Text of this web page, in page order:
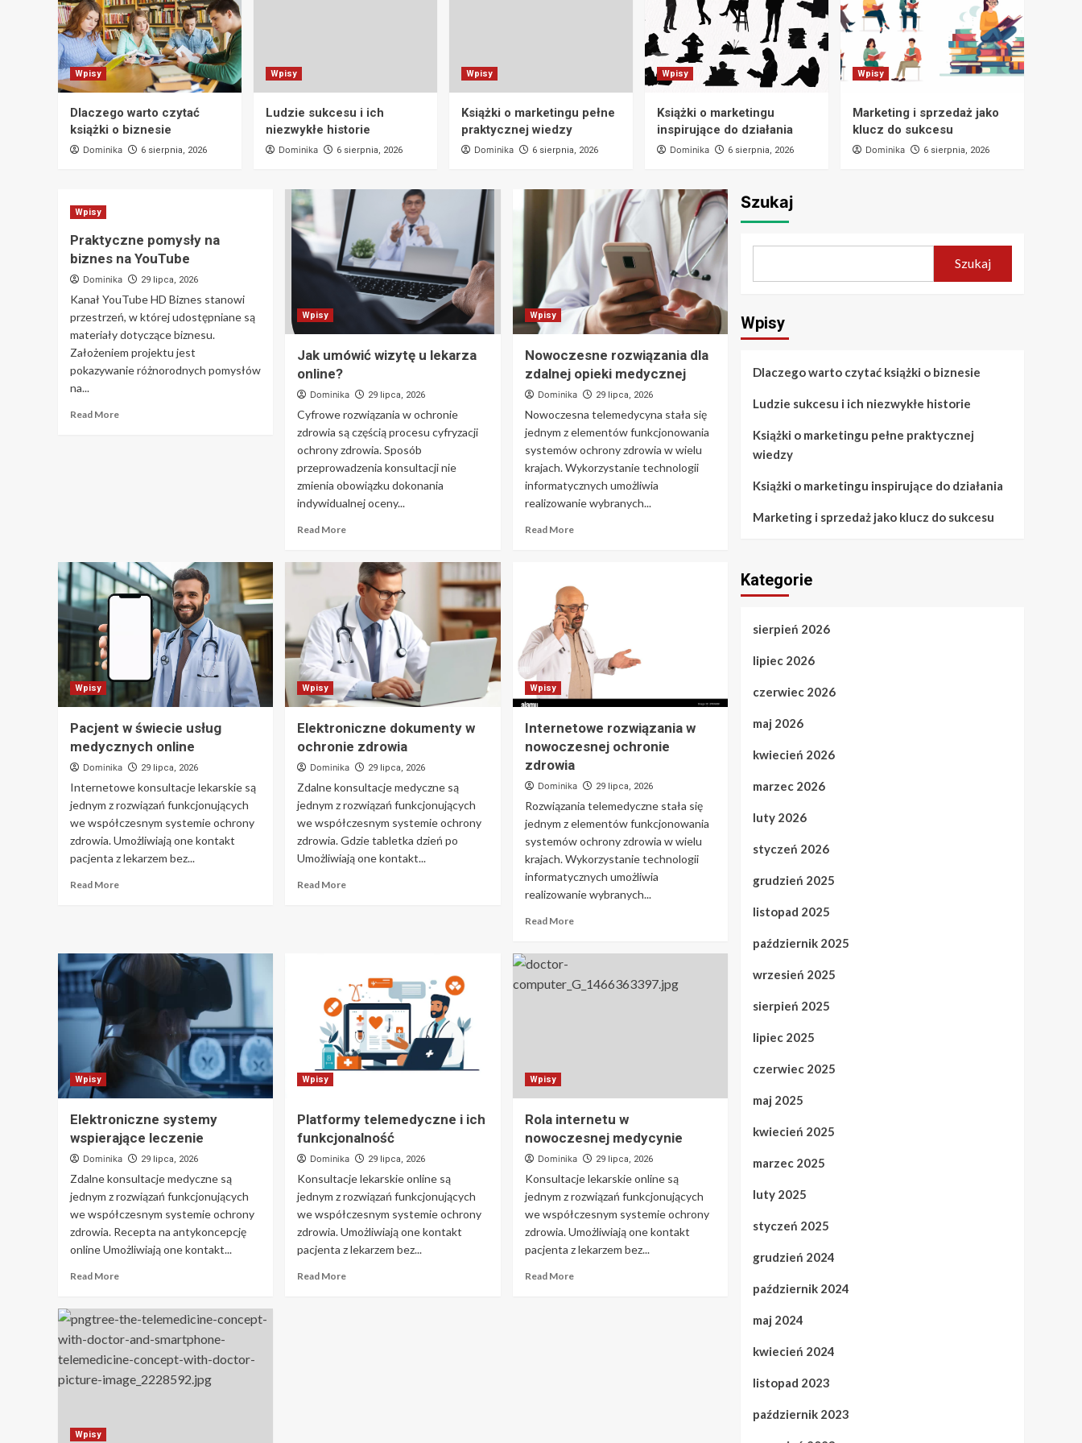
1
Wpisy
Dlaczego warto czytać
książki o biznesie
Wpisy
Ludzie sukcesu i ich
niezwykłe historie
5
Marketing i sprzedaż
Wpisy
Dlaczego warto czytać
książki o biznesie
Dominika 6 sierpnia, 2026
Wpisy
Ludzie sukcesu i ich
niezwykłe historie
Dominika 6 sierpnia, 2026
Wpisy
Książki o marketingu pełne
praktycznej wiedzy
Dominika 6 sierpnia, 2026
Wpisy
Książki o marketingu
inspirujące do działania
Dominika 6 sierpnia, 2026
Wpisy
Marketing i sprzedaż jako
klucz do sukcesu
Dominika 6 sierpnia, 2026
Wpisy
Praktyczne pomysły na
biznes na YouTube
Dominika 29 lipca, 2026
Kanał YouTube HD Biznes stanowi
przestrzeń, w której udostępniane są
materiały dotyczące biznesu.
Założeniem projektu jest
pokazywanie różnorodnych pomysłów
na...
Read More
Wpisy
Jak umówić wizytę u lekarza
online?
Dominika 29 lipca, 2026
Cyfrowe rozwiązania w ochronie
zdrowia są częścią procesu cyfryzacji
ochrony zdrowia. Sposób
przeprowadzenia konsultacji nie
zmienia obowiązku dokonania
indywidualnej oceny...
Read More
Wpisy
Nowoczesne rozwiązania dla
zdalnej opieki medycznej
Dominika 29 lipca, 2026
Nowoczesna telemedycyna stała się
jednym z elementów funkcjonowania
systemów ochrony zdrowia w wielu
krajach. Wykorzystanie technologii
informatycznych umożliwia
realizowanie wybranych...
Read More
Wpisy
Pacjent w świecie usług
medycznych online
Dominika 29 lipca, 2026
Internetowe konsultacje lekarskie są
jednym z rozwiązań funkcjonujących
we współczesnym systemie ochrony
zdrowia. Umożliwiają one kontakt
pacjenta z lekarzem bez...
Read More
Wpisy
Elektroniczne dokumenty w
ochronie zdrowia
Dominika 29 lipca, 2026
Zdalne konsultacje medyczne są
jednym z rozwiązań funkcjonujących
we współczesnym systemie ochrony
zdrowia. Gdzie tabletka dzień po
Umożliwiają one kontakt...
Read More
Wpisy
Internetowe rozwiązania w
nowoczesnej ochronie
zdrowia
Dominika 29 lipca, 2026
Rozwiązania telemedyczne stała się
jednym z elementów funkcjonowania
systemów ochrony zdrowia w wielu
krajach. Wykorzystanie technologii
informatycznych umożliwia
realizowanie wybranych...
Read More
Wpisy
Elektroniczne systemy
wspierające leczenie
Dominika 29 lipca, 2026
Zdalne konsultacje medyczne są
jednym z rozwiązań funkcjonujących
we współczesnym systemie ochrony
zdrowia. Recepta na antykoncepcję
online Umożliwiają one kontakt...
Read More
Wpisy
Platformy telemedyczne i ich
funkcjonalność
Dominika 29 lipca, 2026
Konsultacje lekarskie online są
jednym z rozwiązań funkcjonujących
we współczesnym systemie ochrony
zdrowia. Umożliwiają one kontakt
pacjenta z lekarzem bez...
Read More
Wpisy
Rola internetu w
nowoczesnej medycynie
Dominika 29 lipca, 2026
Konsultacje lekarskie online są
jednym z rozwiązań funkcjonujących
we współczesnym systemie ochrony
zdrowia. Umożliwiają one kontakt
pacjenta z lekarzem bez...
Read More
Wpisy
Szukaj
Szukaj
Wpisy
Dlaczego warto czytać książki o biznesie
Ludzie sukcesu i ich niezwykłe historie
Książki o marketingu pełne praktycznej
wiedzy
Książki o marketingu inspirujące do działania
Marketing i sprzedaż jako klucz do sukcesu
Kategorie
sierpień 2026
lipiec 2026
czerwiec 2026
maj 2026
kwiecień 2026
marzec 2026
luty 2026
styczeń 2026
grudzień 2025
listopad 2025
październik 2025
wrzesień 2025
sierpień 2025
lipiec 2025
czerwiec 2025
maj 2025
kwiecień 2025
marzec 2025
luty 2025
styczeń 2025
grudzień 2024
październik 2024
maj 2024
kwiecień 2024
listopad 2023
październik 2023